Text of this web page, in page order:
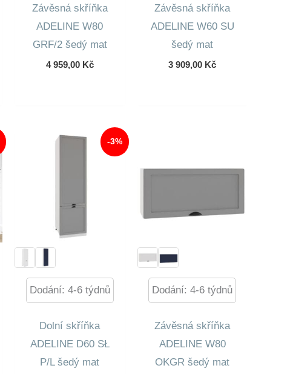
Závěsná skříňka
ADELINE W80
GRF/2 šedý mat
4 959,00 Kč
Závěsná skříňka
ADELINE W60 SU
šedý mat
3 909,00 Kč
-3%
Dodání: 4-6 týdnů
Dolní skříňka
ADELINE D60 SŁ
P/L šedý mat
Dodání: 4-6 týdnů
Závěsná skříňka
ADELINE W80
OKGR šedý mat